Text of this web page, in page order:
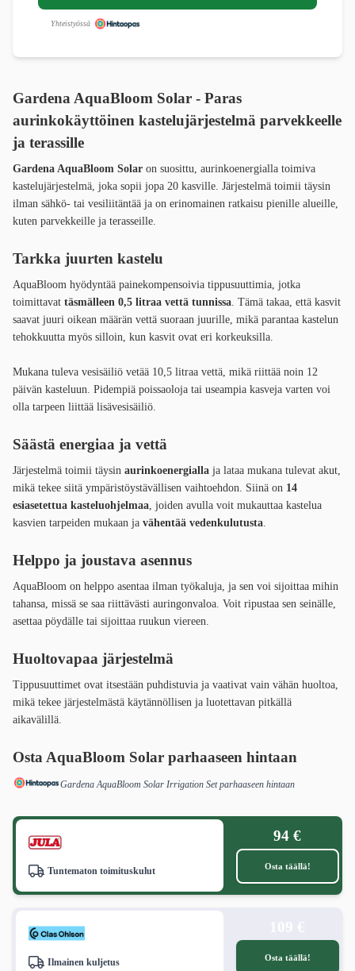
Yhteistyössä
Gardena AquaBloom Solar - Paras
aurinkokäyttöinen kastelujärjestelmä parvekkeelle
ja terassille
Gardena AquaBloom Solar on suosittu, aurinkoenergialla toimiva
kastelujärjestelmä, joka sopii jopa 20 kasville. Järjestelmä toimii täysin
ilman sähkö- tai vesiliitäntää ja on erinomainen ratkaisu pienille alueille,
kuten parvekkeille ja terasseille.
Tarkka juurten kastelu
AquaBloom hyödyntää painekompensoivia tippusuuttimia, jotka
toimittavat täsmälleen 0,5 litraa vettä tunnissa . Tämä takaa, että kasvit
saavat juuri oikean määrän vettä suoraan juurille, mikä parantaa kastelun
tehokkuutta myös silloin, kun kasvit ovat eri korkeuksilla.
Mukana tuleva vesisäiliö vetää 10,5 litraa vettä, mikä riittää noin 12
päivän kasteluun. Pidempiä poissaoloja tai useampia kasveja varten voi
olla tarpeen liittää lisävesisäiliö.
Säästä energiaa ja vettä
Järjestelmä toimii täysin aurinkoenergialla ja lataa mukana tulevat akut,
mikä tekee siitä ympäristöystävällisen vaihtoehdon. Siinä on 14
esiasetettua kasteluohjelmaa , joiden avulla voit mukauttaa kastelua
kasvien tarpeiden mukaan ja vähentää vedenkulutusta
Helppo ja joustava asennus
AquaBloom on helppo asentaa ilman työkaluja, ja sen voi sijoittaa mihin
tahansa, missä se saa riittävästi auringonvaloa. Voit ripustaa sen seinälle,
asettaa pöydälle tai sijoittaa ruukun viereen.
Huoltovapaa järjestelmä
Tippusuuttimet ovat itsestään puhdistuvia ja vaativat vain vähän huoltoa,
mikä tekee järjestelmästä käytännöllisen ja luotettavan pitkällä
aikavälillä.
Osta AquaBloom Solar parhaaseen hintaan
Gardena AquaBloom Solar Irrigation Set parhaaseen hintaan
Tuntematon toimituskulut
94 €
Osta täällä!
Ilmainen kuljetus Osta täällä!